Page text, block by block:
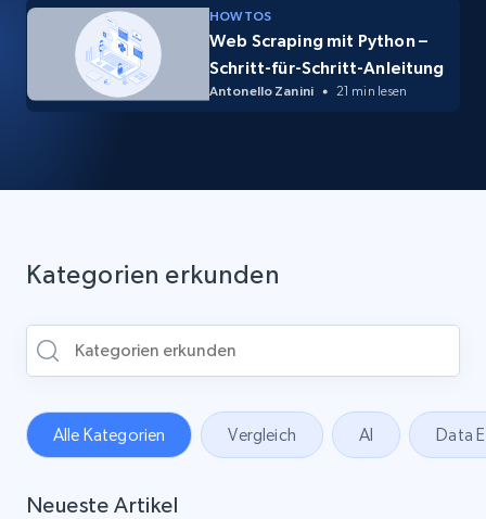
HOW TOS
Web Scraping mit Python –
Schritt-für-Schritt-Anleitung
Antonello Zanini 21 min lesen
Kategorien erkunden
Alle Kategorien Vergleich AI Data
Neueste Artikel